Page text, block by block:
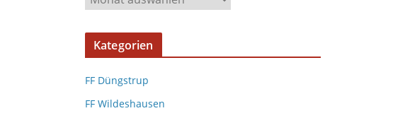
r
c
v
Kategorien
FF Düngstrup
FF Wildeshausen